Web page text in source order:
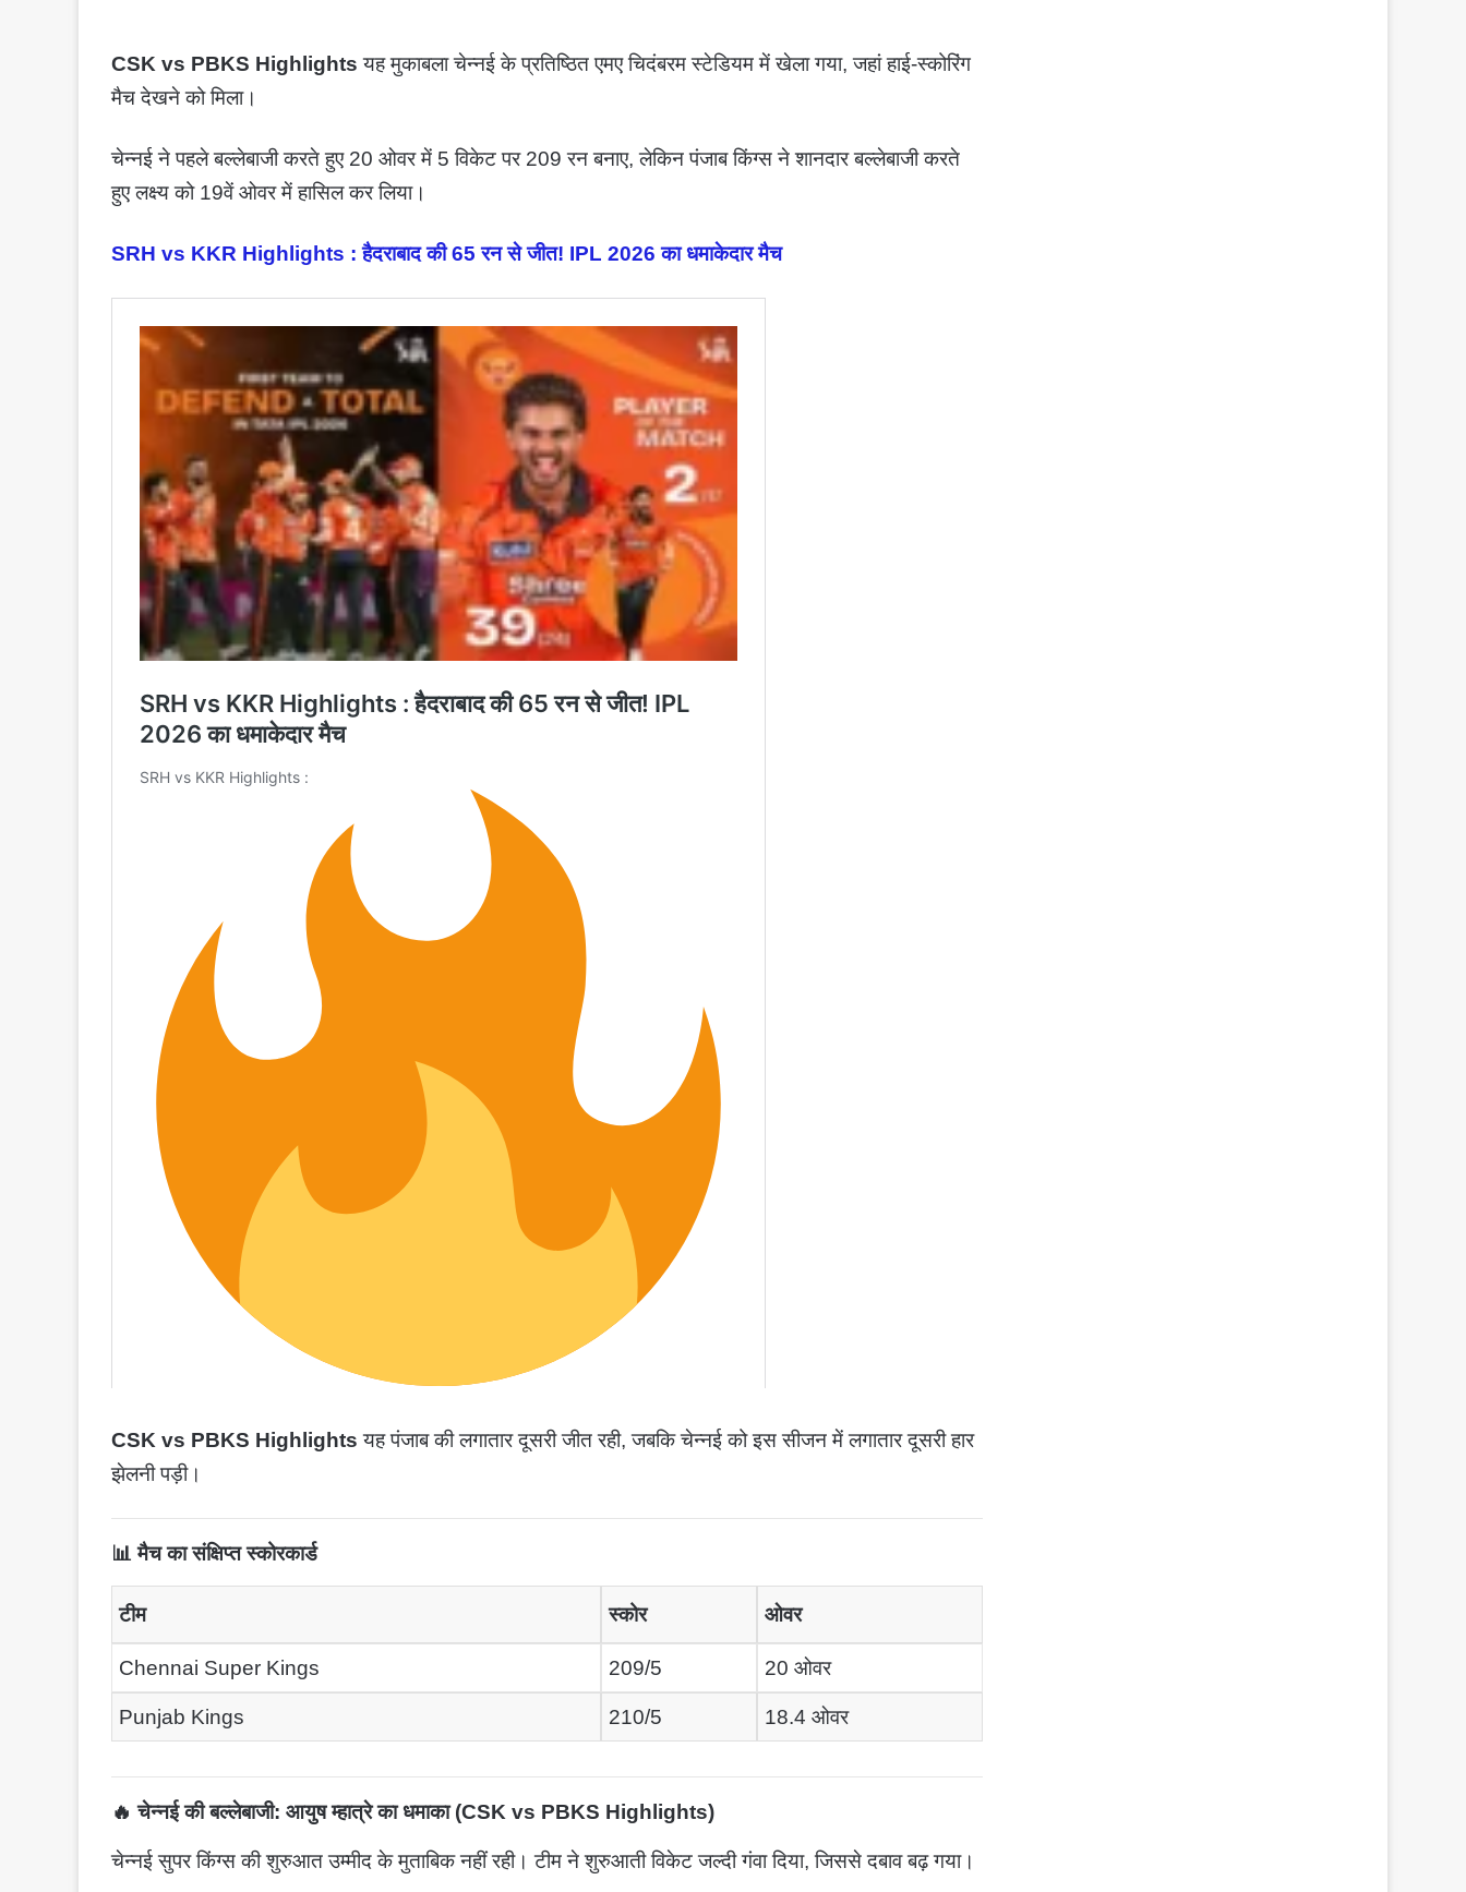
CSK vs PBKS Highlightsयह मुकाबला चेन्नई के प्रतिष्ठित एमए चिदंबरम स्टेडियम में खेला गया, जहां हाई-स्कोरिंग
मैच देखने को मिला।
चेन्नई ने पहले बल्लेबाजी करते हुए 20 ओवर में 5 विकेट पर 209 रन बनाए, लेकिन पंजाब किंग्स ने शानदार बल्लेबाजी करते
हुए लक्ष्य को 19वें ओवर में हासिल कर लिया।
SRH vs KKR Highlights : हैदराबाद की 65 रन से जीत! IPL 2026 का धमाकेदार मैच
CSK vs PBKS Highlightsयह पंजाब की लगातार दूसरी जीत रही, जबकि चेन्नई को इस सीजन में लगातार दूसरी हार
झेलनी पड़ी।
📊 मैच का संक्षिप्त स्कोरकार्ड
टीम स्कोर ओवर
Chennai Super Kings 209/5 20 ओवर
Punjab Kings 210/5 18.4 ओवर
🔥 चेन्नई की बल्लेबाजी: आयुष म्हात्रे का धमाका (CSK vs PBKS Highlights)
चेन्नई सुपर किंग्स की शुरुआत उम्मीद के मुताबिक नहीं रही। टीम ने शुरुआती विकेट जल्दी गंवा दिया, जिससे दबाव बढ़ गया।